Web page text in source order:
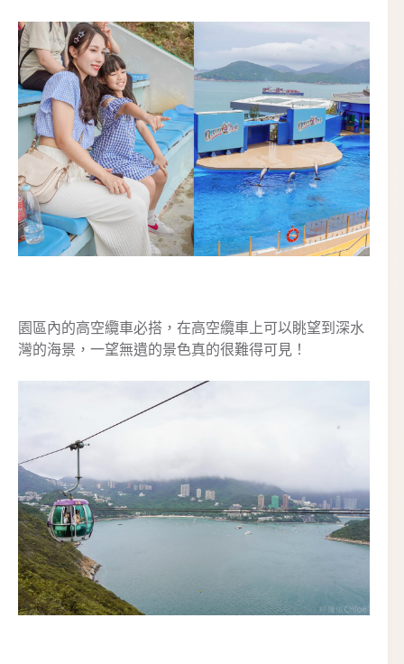
園區內的高空纜車必搭，在高空纜車上可以眺望到深水
灣的海景，一望無遺的景色真的很難得可見！